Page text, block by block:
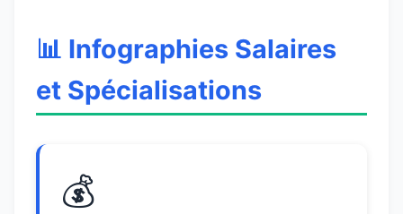
📊 Infographies Salaires
et Spécialisations
💰